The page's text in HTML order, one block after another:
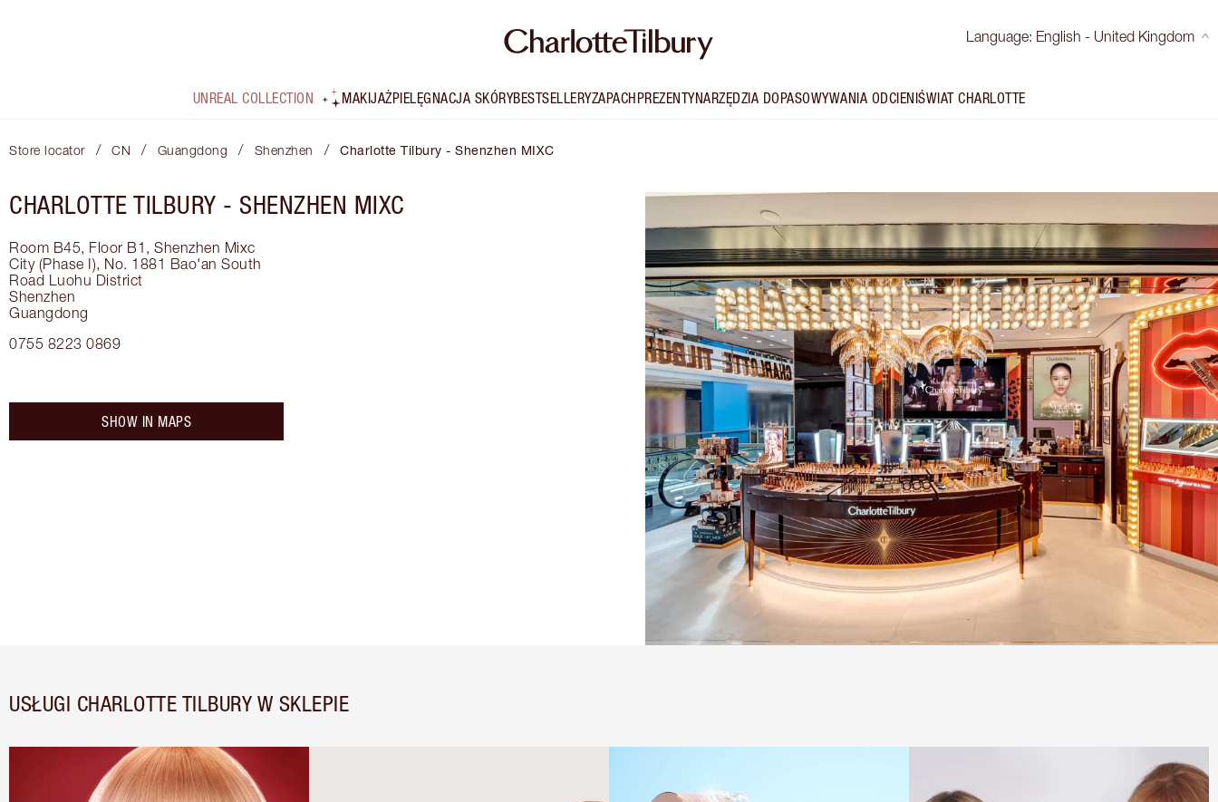
Language: English - United Kingdom
UNREAL COLLECTION MAKIJAŻPIELĘGNACJA SKÓRYBESTSELLERYZAPACHPREZENTYNARZĘDZIA DOPASOWYWANIA ODCIENIŚWIAT CHARLOTTE
Store locator / CN / Guangdong / Shenzhen / Charlotte Tilbury - Shenzhen MIXC
CHARLOTTE TILBURY - SHENZHEN MIXC
Room B45, Floor B1, Shenzhen Mixc
City (Phase I), No. 1881 Bao'an South
Road Luohu District
Shenzhen
Guangdong
0755 8223 0869
SHOW IN MAPS
USŁUGI CHARLOTTE TILBURY W SKLEPIE